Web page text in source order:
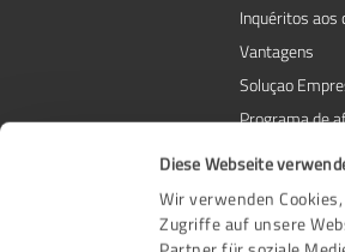
Diese Webseite
Wir verwenden
Zugriffe auf unsere
Inquéritos aos
Vantagens
Soluçao
Programa de
Prémios